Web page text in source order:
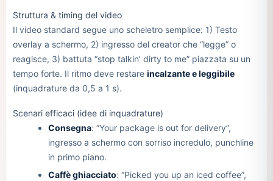
Struttura & timing del video
Il video standard segue uno scheletro semplice: 1) Testo
overlay a schermo, 2) ingresso del creator che “legge” o
reagisce, 3) battuta “stop talkin’ dirty to me” piazzata su un
tempo forte. Il ritmo deve restare incalzante e leggibile
(inquadrature da 0,5 a 1 s).
Scenari efficaci (idee di inquadrature)
Consegna: “Your package is out for delivery”,
ingresso a schermo con sorriso incredulo, punchline
in primo piano.
Caffè ghiacciato: “Picked you up an iced coffee”,